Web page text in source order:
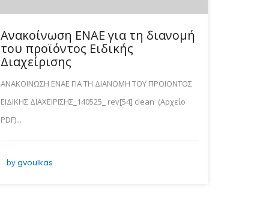
Ανακοίνωση ΕΝΑΕ για τη διανομή
του προϊόντος Ειδικής
Διαχείρισης
ΑΝΑΚΟΙΝΩΣΗ ΕΝΑΕ ΓΙΑ ΤΗ ΔΙΑΝΟΜΗ ΤΟΥ ΠΡΟΙΟΝΤΟΣ
ΕΙΔΙΚΗΣ ΔΙΑΧΕΙΡΙΣΗΣ_140525_ rev[54] clean (Αρχείο
PDF)...
bygvoulkas